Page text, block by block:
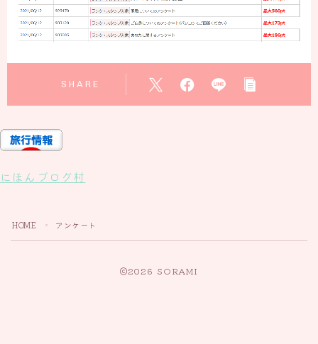
SHARE
にほんブログ村
HOME ＞ アンケート
2026 SORAMI